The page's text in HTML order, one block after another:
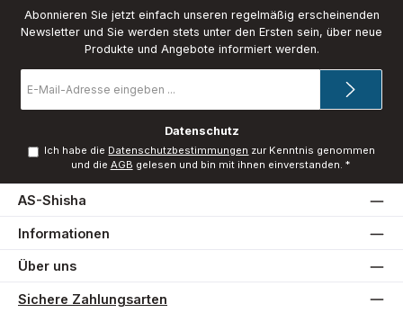
Abonnieren Sie jetzt einfach unseren regelmäßig erscheinenden
Newsletter und Sie werden stets unter den Ersten sein, über neue
Produkte und Angebote informiert werden.
Mail-
*
Datenschutz
Ich habe die Datenschutzbestimmungen zur Kenntnis genommen
und die AGB gelesen und bin mit ihnen einverstanden. *
AS-Shisha
Informationen
Über uns
Sichere Zahlungsarten